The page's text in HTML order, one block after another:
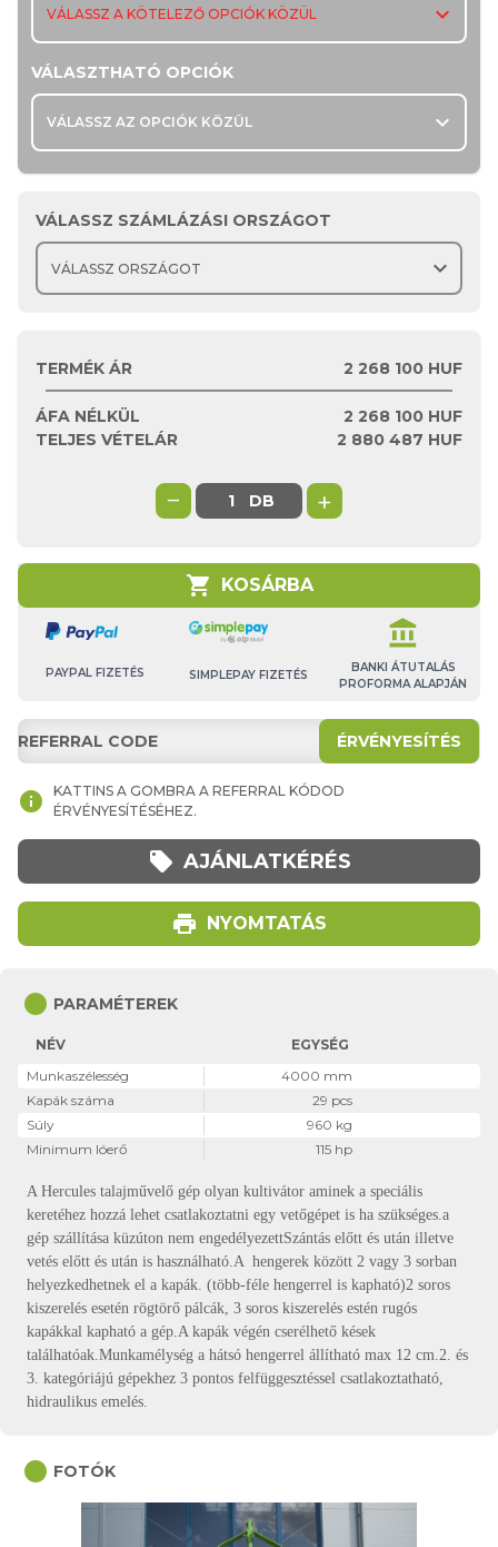
VÁLASSZ A KÖTELEZŐ OPCIÓK KÖZÜL expand_more
VÁLASZTHATÓ OPCIÓK
VÁLASSZ AZ OPCIÓK KÖZÜL expand_more
VÁLASSZ SZÁMLÁZÁSI ORSZÁGOT
expand_more
TERMÉK ÁR 2 268 100 HUF
ÁFA NÉLKÜL 2 268 100 HUF
TELJES VÉTELÁR
2 880 487 HUF
− DB +
shopping_cart KOSÁRBA
PAYPAL FIZETÉS SIMPLEPAY FIZETÉS
account_balance
BANKI ÁTUTALÁS
PROFORMA ALAPJÁN
ÉRVÉNYESÍTÉS
info
KATTINS A GOMBRA A REFERRAL KÓDOD
ÉRVÉNYESÍTÉSÉHEZ.
local_offer AJÁNLATKÉRÉS
print NYOMTATÁS
circle PARAMÉTEREK
NÉV
EGYSÉG
Munkaszélesség
4000 mm
Kapák száma
29 pcs
Súly
960 kg
Minimum lóerő
115 hp
A Hercules talajművelő gép olyan kultivátor aminek a speciális
keretéhez hozzá lehet csatlakoztatni egy vetőgépet is ha szükséges.a
gép szállítása küzúton nem engedélyezettSzántás előtt és után illetve
vetés előtt és után is használható.A hengerek között 2 vagy 3 sorban
helyezkedhetnek el a kapák. (több-féle hengerrel is kapható)2 soros
kiszerelés esetén rögtörő pálcák, 3 soros kiszerelés estén rugós
kapákkal kapható a gép.A kapák végén cserélhető kések
találhatóak.Munkamélység a hátsó hengerrel állítható max 12 cm.2. és
3. kategóriájú gépekhez 3 pontos felfüggesztéssel csatlakoztatható,
hidraulikus emelés.
circle FOTÓK